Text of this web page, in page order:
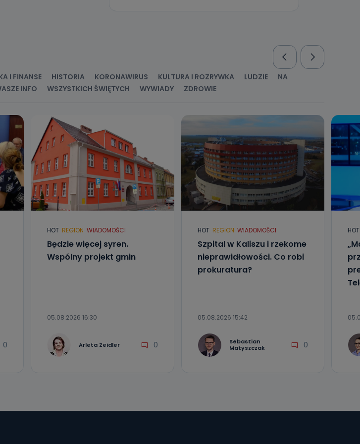
danych osobowych?
I FINANSE HISTORIA KORONAWIRUS KULTURA I ROZRYWKA LUDZIE
NA
INFO WSZYSTKICH ŚWIĘTYCH WYWIADY ZDROWIE
0
HOT REGION WIADOMOŚCI
Będzie więcej syren.
Wspólny projekt gmin
05.08.2026 16:30
Arleta Zeidler 0
HOT REGION WIADOMOŚCI
Szpital w Kaliszu i rzekome
nieprawidłowości. Co robi
prokuratura?
05.08.2026 15:42
Sebastian
Matyszczak
0
HOT